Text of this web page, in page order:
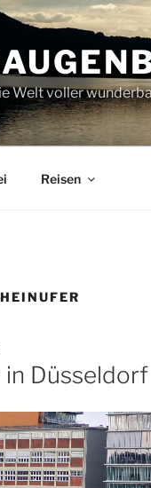
Welt voller
Reisen
in Düsseldorf